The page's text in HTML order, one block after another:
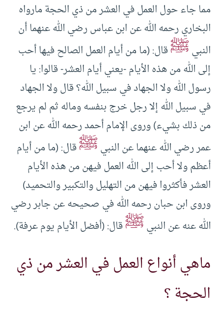
مما جاء حول العمل في العشر من ذي الحجة مارواه
البخاري رحمه الله عن ابن عباس رضي الله عنهما أن
النبيﷺقال: (ما من أيام العمل الصالح فيها أحب
إلى الله من هذه الأيام -يعني أيام العشر- قالوا: يا
رسول الله ولا الجهاد في سبيل الله؟ قال ولا الجهاد
في سبيل الله إلا رجل خرج بنفسه وماله ثم لم يرجع
من ذلك بشيء) وروى الإمام أحمد رحمه الله عن ابن
عمر رضي الله عنهما عن النبيﷺقال: (ما من أيام
أعظم ولا أحب إلى الله العمل فيهن من هذه الأيام
العشر فأكثروا فيهن من التهليل والتكبير والتحميد)
وروى ابن حبان رحمه الله في صحيحه عن جابر رضي
الله عنه عن النبيﷺقال: (أفضل الأيام يوم عرفة).
ماهي أنواع العمل في العشر من ذي
الحجة ؟